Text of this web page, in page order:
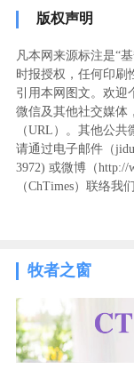
版权声明
凡本网来源标注是“
时报授权，任何印刷
引用本网图文。欢迎
微信及其他社交媒体
（URL）。其他公
请通过电子邮件（
3972) ‬或微博（http://
（ChTimes）联络我
牧者之窗